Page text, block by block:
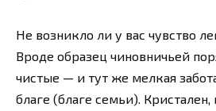
Не возникло ли у вас чувство
Вроде образец чиновничьей
чистые — и тут же мелкая
благе (благе семьи). Кристален,